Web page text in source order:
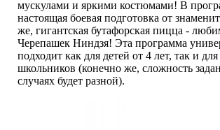
мускулами и яркими костюмами! В
настоящая боевая подготовка от
же, гигантская бутафорская пицца -
Черепашек Ниндзя! Эта программа
подходит как для детей от 4 лет, так и
школьников (конечно же, сложность
случаях будет разной).